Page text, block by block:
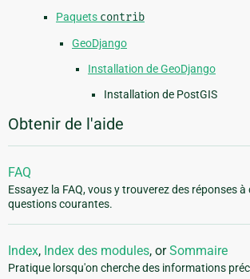
Paquets contrib
GeoDjango
Installation de GeoDjango
Installation de PostGIS
Obtenir de l'aide
FAQ
Essayez la FAQ, vous y trouverez des réponses
questions courantes.
Index, Index des modules, orSommaire
Pratique lorsqu'on cherche des informations